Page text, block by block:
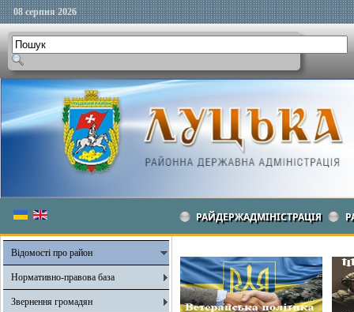
08 серпня 2026
РАЙДЕРЖАДМІНІСТРАЦІЯ
Відомості про район
Нормативно-правова база
Звернення громадян